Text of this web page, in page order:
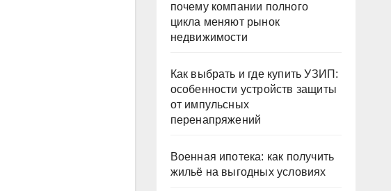
почему компании полного
цикла меняют рынок
недвижимости
Как выбрать и где купить УЗИП:
особенности устройств защиты
от импульсных
перенапряжений
Военная ипотека: как получить
жильё на выгодных условиях